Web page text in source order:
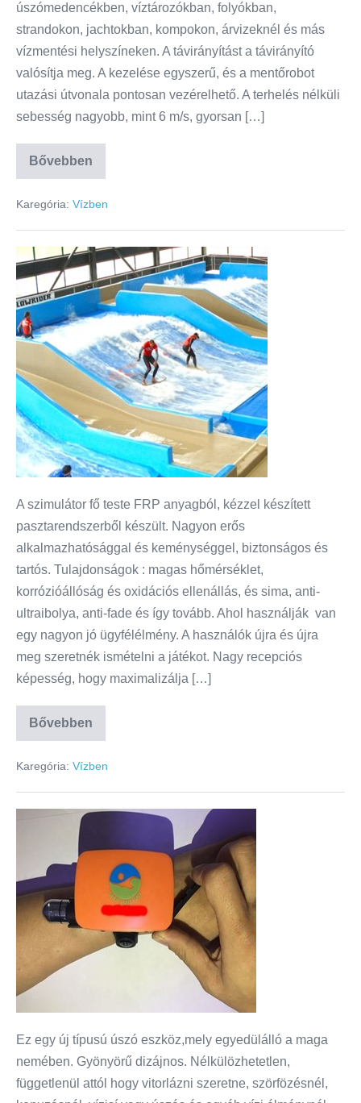
úszómedencékben, víztározókban, folyókban,
strandokon, jachtokban, kompokon, árvizeknél és más
vízmentési helyszíneken. A távirányítást a távirányító
valósítja meg. A kezelése egyszerű, és a mentőrobot
utazási útvonala pontosan vezérelhető. A terhelés nélküli
sebesség nagyobb, mint 6 m/s, gyorsan […]
Bővebben
Karegória: Vízben
A szimulátor fő teste FRP anyagból, kézzel készített
pasztarendszerből készült. Nagyon erős
alkalmazhatósággal és keménységgel, biztonságos és
tartós. Tulajdonságok : magas hőmérséklet,
korrózióállóság és oxidációs ellenállás, és sima, anti-
ultraibolya, anti-fade és így tovább. Ahol használják van
egy nagyon jó ügyfélélmény. A használók újra és újra
meg szeretnék ismételni a játékot. Nagy recepciós
képesség, hogy maximalizálja […]
Bővebben
Karegória: Vízben
Ez egy új típusú úszó eszköz,mely egyedülálló a maga
nemében. Gyönyörű dizájnos. Nélkülözhetetlen,
függetlenül attól hogy vitorlázni szeretne, szörfözésnél,